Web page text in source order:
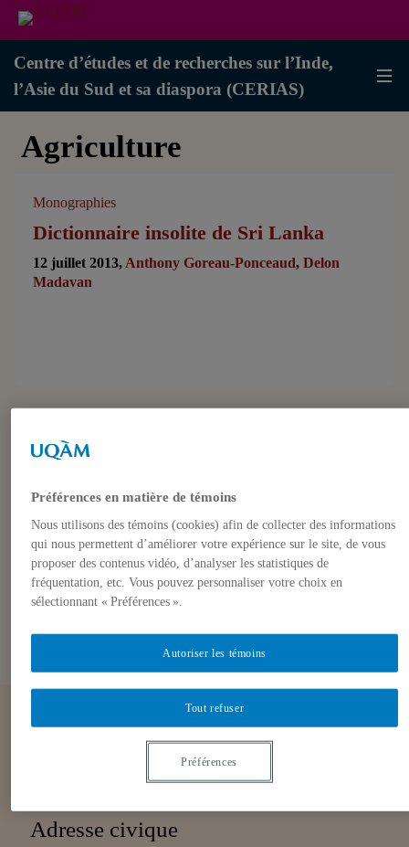
Centre d’études et de recherches sur l’Inde,
l’Asie du Sud et sa diaspora (CERIAS)
Agriculture
Monographies
Dictionnaire insolite de Sri Lanka
12 juillet 2013, Anthony Goreau-Ponceaud,Delon
Madavan
Monographies
perspective
Éditions France agricole, 2012, 6 juillet 2012,Henri
Regnault
Partenaires
Adresse civique
Préférences en matière de témoins
Nous utilisons des témoins (cookies) afin de collecter des informations
qui nous permettent d’améliorer votre expérience sur le site, de vous
proposer des contenus vidéo, d’analyser les statistiques de
fréquentation, etc. Vous pouvez personnaliser votre choix en
sélectionnant « Préférences ».
Tout refuser
Autoriser les témoins
Préférences